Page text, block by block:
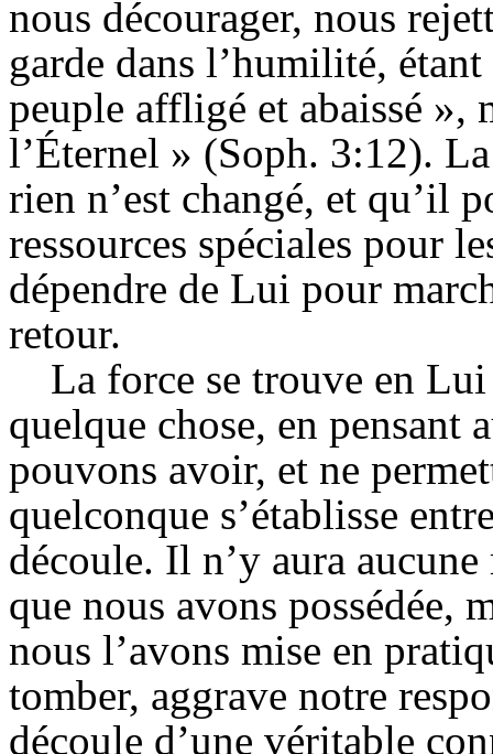
nous décourager, nous
garde dans l’humilité,
peuple affligé et abaissé »,
l’Éternel » (Soph. 3:12).
rien n’est changé, et qu’il
ressources spéciales pour
dépendre de Lui pour
retour.
La force se trouve en
quelque chose, en pensant
pouvons avoir, et ne
quelconque s’établisse
découle. Il n’y aura
que nous avons possédée,
nous l’avons mise en
tomber, aggrave notre
découle d’une véritable